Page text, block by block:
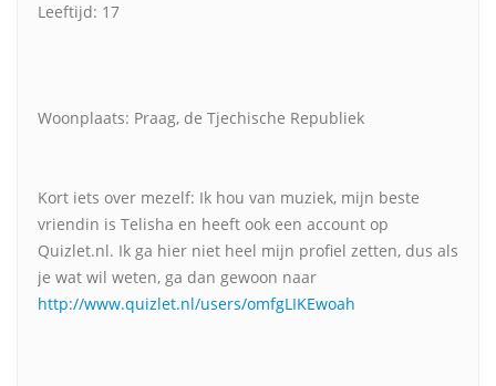
Leeftijd: 17
Woonplaats: Praag, de Tjechische Republiek
Kort iets over mezelf: Ik hou van muziek, mijn beste
vriendin is Telisha en heeft ook een account op
Quizlet.nl. Ik ga hier niet heel mijn profiel zetten, dus als
je wat wil weten, ga dan gewoon naar
http://www.quizlet.nl/users/omfgLIKEwoah